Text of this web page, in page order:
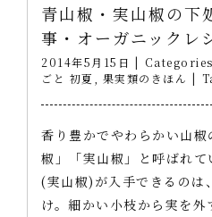
青山椒・実山椒の下
事・オーガニックレ
2014年5月15日 |
ごと 初夏
果実類のきほん |
香り豊かでやわらかい山
椒」「実山椒」と呼ばれ
(実山椒)が入手できるのは
け。細かい小枝から実を